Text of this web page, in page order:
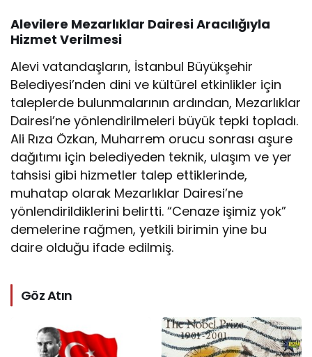
Alevilere Mezarlıklar Dairesi Aracılığıyla
Hizmet Verilmesi
Alevi vatandaşların, İstanbul Büyükşehir
Belediyesi’nden dini ve kültürel etkinlikler için
taleplerde bulunmalarının ardından, Mezarlıklar
Dairesi’ne yönlendirilmeleri büyük tepki topladı.
Ali Rıza Özkan, Muharrem orucu sonrası aşure
dağıtımı için belediyeden teknik, ulaşım ve yer
tahsisi gibi hizmetler talep ettiklerinde,
muhatap olarak Mezarlıklar Dairesi’ne
yönlendirildiklerini belirtti. “Cenaze işimiz yok”
demelerine rağmen, yetkili birimin yine bu
daire olduğu ifade edilmiş.
Göz Atın